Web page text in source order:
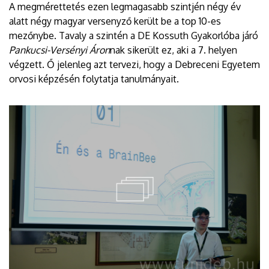
A megmérettetés ezen legmagasabb szintjén négy év
alatt négy magyar versenyző került be a top 10-es
mezőnybe. Tavaly a szintén a DE Kossuth Gyakorlóba járó
Pankucsi-Versényi Áronnak sikerült ez, aki a 7. helyen
végzett. Ő jelenleg azt tervezi, hogy a Debreceni Egyetem
orvosi képzésén folytatja tanulmányait.